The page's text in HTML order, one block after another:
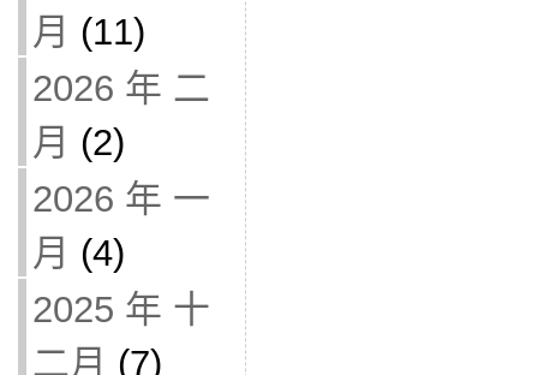
月 (11)
2026 年 二
月 (2)
2026 年 一
月 (4)
2025 年 十
二月 (7)